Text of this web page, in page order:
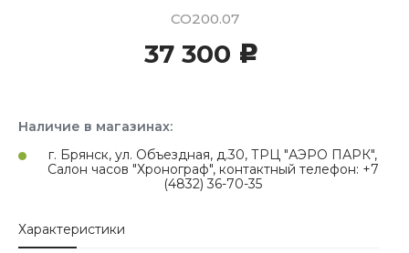
CO200.07
37 300 c
Наличие в магазинах:
г. Брянск, ул. Объездная, д.30, ТРЦ "АЭРО ПАРК",
Салон часов "Хронограф", контактный телефон: +7
(4832) 36-70-35
Характеристики